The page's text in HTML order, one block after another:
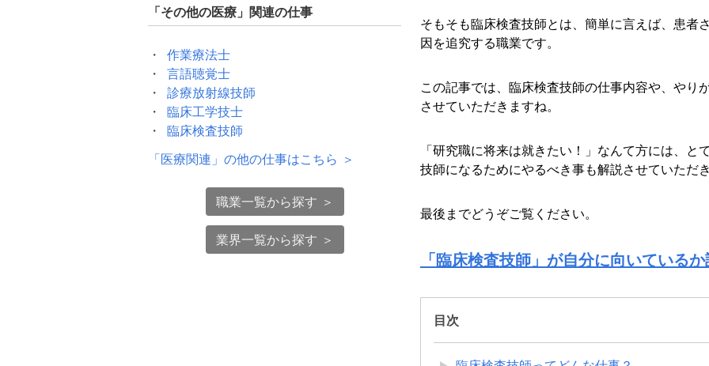
「その他の医療 」関連の仕事
作業療法士
言語聴覚士
診療放射線技師
臨床工学技士
臨床検査技師
「医療関連 」の他の仕事はこちら ＞
職業一覧から探す ＞
業界一覧から探す ＞
そもそも臨床検査技師とは、簡単に言えば、患者
因を追究する職業です。
この記事では、臨床検査技師の仕事内容や、やり
させていただきますね。
「研究職に将来は就きたい！」なんて方には、
技師になるためにやるべき事も解説させていただ
最後までどうぞご覧ください。
「臨床検査技師」が自分に向いている
目次